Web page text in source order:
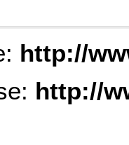
http://
http://